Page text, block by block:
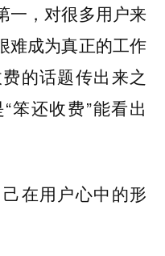
一，对很多用户来
难成为真正的工作
的话题传出来之
笨还收费”能看出
在用户心中的形